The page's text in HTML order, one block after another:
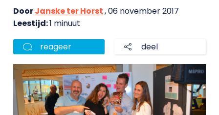
DoorJanske ter Horst, 06 november 2017
Leestijd:1 minuut
reageer deel